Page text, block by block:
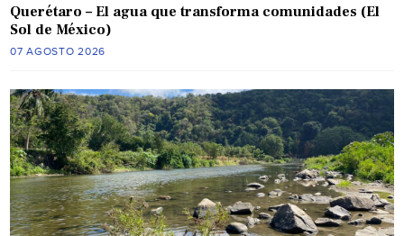
Querétaro – El agua que transforma comunidades (El
Sol de México)
07 AGOSTO 2026